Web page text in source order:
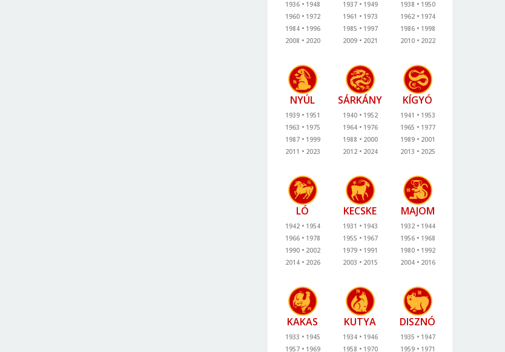
1936
1948
1960
1972
1984
1996
2008
2020
1937
1949
1961
1973
1985
1997
2009
2021
1938
1950
1962
1974
1986
1998
2010
2022
NYÚL
1939
1951
1963
1975
1987
1999
2011
2023
SÁRKÁNY
1940
1952
1964
1976
1988
2000
2012
2024
KÍGYÓ
1941
1953
1965
1977
1989
2001
2013
2025
LÓ
1942
1954
1966
1978
1990
2002
2014
2026
KECSKE
1931
1943
1955
1967
1979
1991
2003
2015
MAJOM
1932
1944
1956
1968
1980
1992
2004
2016
KAKAS
1933
1945
1957
1969
KUTYA
1934
1946
1958
1970
DISZNÓ
1935
1947
1959
1971